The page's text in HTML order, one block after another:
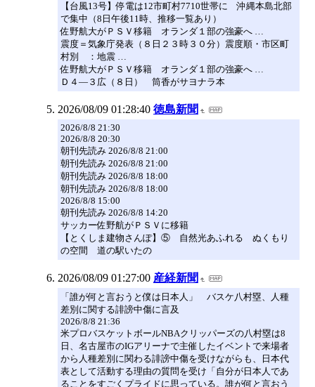
【台風13号】停電は12市町村7710世帯に 沖縄本島北部
で集中（8日午後11時、推移一覧あり）
佐野航大がＰＳＶ移籍 オランダ１部の強豪へ …
震度＝気象庁発表（８日２３時３０分）震度順・市区町
村別 ：地震 …
佐野航大がＰＳＶ移籍 オランダ１部の強豪へ …
Ｄ４―３広（８日） 筒香がサヨナラ本
2026/08/09 01:28:40 徳島新聞
2026/8/8 21:30
2026/8/8 20:30
朝刊先読み 2026/8/8 21:00
朝刊先読み 2026/8/8 21:00
朝刊先読み 2026/8/8 18:00
朝刊先読み 2026/8/8 18:00
2026/8/8 15:00
朝刊先読み 2026/8/8 14:20
サッカー佐野航がＰＳＶに移籍
【とくしま建物さんぽ】⑤ 自然光あふれる ぬくもり
の空間 道の駅いたの
2026/08/09 01:27:00 産経新聞
「誰が何と言おうと僕は日本人」 バスケ八村塁、人種
差別に関する誹謗中傷に言及
2026/8/8 21:36
米プロバスケットボールNBAクリッパーズの八村塁は8
日、名古屋市のIGアリーナで主催したイベントで来場者
から人種差別に関わる誹謗中傷を受けながらも、日本代
表として活動する理由の質問を受け「自分が日本人であ
ることをすごくプライドに思っている。誰が何と言おう